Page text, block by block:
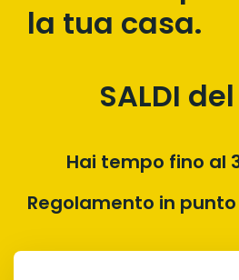
la tua casa.
SALDI
Hai tempo fino al
Regolamento in